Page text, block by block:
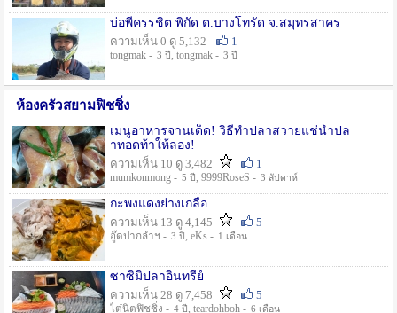
บ่อพี่ครรชิต พิกัด ต.บางโทรัด จ.สมุทรสาคร
ความเห็น 0 ดู 5,132
1
tongmak - 3 ปี , tongmak - 3 ปี
ห้องครัวสยามฟิชชิ่ง
เมนูอาหารจานเด็ด! วิธีทำปลาสวายแช่น้ำปล
าทอดท้าให้ลอง!
ความเห็น 10 ดู 3,482
1
mumkonmong - 5 ปี , 9999RoseS - 3 สัปดาห์
กะพงแดงย่างเกลือ
ความเห็น 13 ดู 4,145
5
อู๊ดปากลำฯ - 3 ปี , eKs - 1 เดือน
ซาซิมิปลาอินทรีย์
ความเห็น 28 ดู 7,458
5
ไต๋นิตฟิชชิ่ง - 4 ปี , teardohboh - 6 เดือน